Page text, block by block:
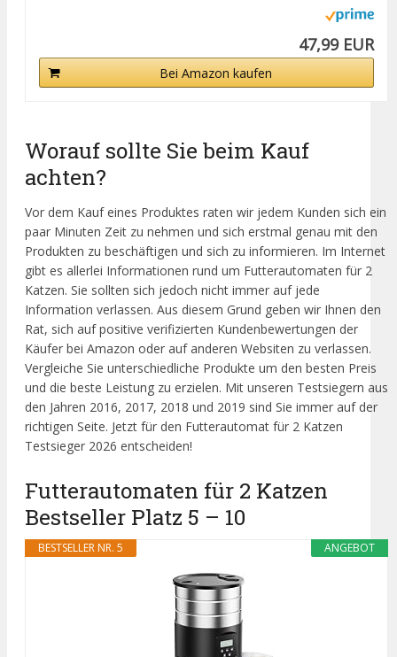
47,99 EUR
Bei Amazon kaufen
Worauf sollte Sie beim Kauf
achten?
Vor dem Kauf eines Produktes raten wir jedem Kunden sich ein
paar Minuten Zeit zu nehmen und sich erstmal genau mit den
Produkten zu beschäftigen und sich zu informieren. Im Internet
gibt es allerlei Informationen rund um Futterautomaten für 2
Katzen. Sie sollten sich jedoch nicht immer auf jede
Information verlassen. Aus diesem Grund geben wir Ihnen den
Rat, sich auf positive verifizierten Kundenbewertungen der
Käufer bei Amazon oder auf anderen Websiten zu verlassen.
Vergleiche Sie unterschiedliche Produkte um den besten Preis
und die beste Leistung zu erzielen. Mit unseren Testsiegern aus
den Jahren 2016, 2017, 2018 und 2019 sind Sie immer auf der
richtigen Seite. Jetzt für den Futterautomat für 2 Katzen
Testsieger 2026 entscheiden!
Futterautomaten für 2 Katzen
Bestseller Platz 5 – 10
ANGEBOT
BESTSELLER NR. 5